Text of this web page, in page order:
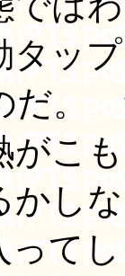
タッ
だ。
がこ
かし
てし